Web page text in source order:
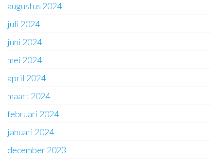
augustus 2024
juli 2024
juni 2024
mei 2024
april 2024
maart 2024
februari 2024
januari 2024
december 2023